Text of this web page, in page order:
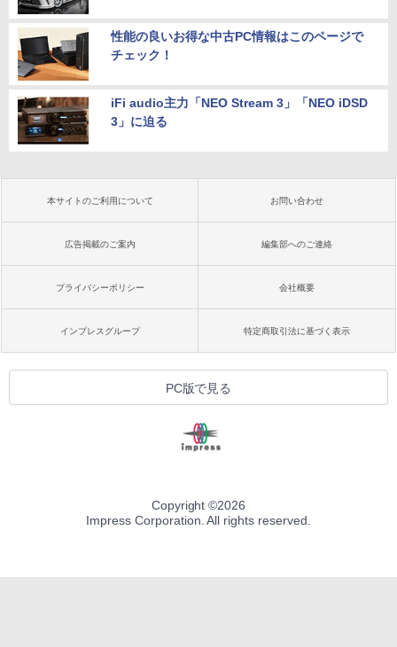
性能の良いお得な中古PC情報はこのページで
チェック！
iFi audio主力「NEO Stream 3」「NEO iDSD
3」に迫る
本サイトのご利用について お問い合わせ
広告掲載のご案内 編集部へのご連絡
プライバシーポリシー 会社概要
インプレスグループ 特定商取引法に基づく表示
PC版で見る
Copyright ©2026
Impress Corporation. All rights reserved.